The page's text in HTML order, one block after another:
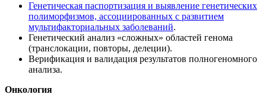
Генетическая паспортизация и выявление генетических
полиморфизмов, ассоциированных с развитием
мультифакториальных заболеваний.
Генетический анализ «сложных» областей генома
(транслокации, повторы, делеции).
Верификация и валидация результатов полногеномного
анализа.
Онкология